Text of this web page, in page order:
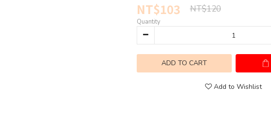
NT$103 NT$120
Quantity
ADD TO CART
Add to Wishlist